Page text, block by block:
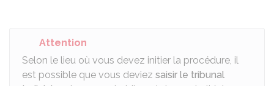
Attention
Selon le lieu où vous devez initier la procédure, il
est possible que vous deviez saisir le tribunal